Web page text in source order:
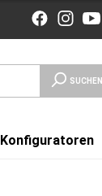
SUCHEN
Konfiguratoren